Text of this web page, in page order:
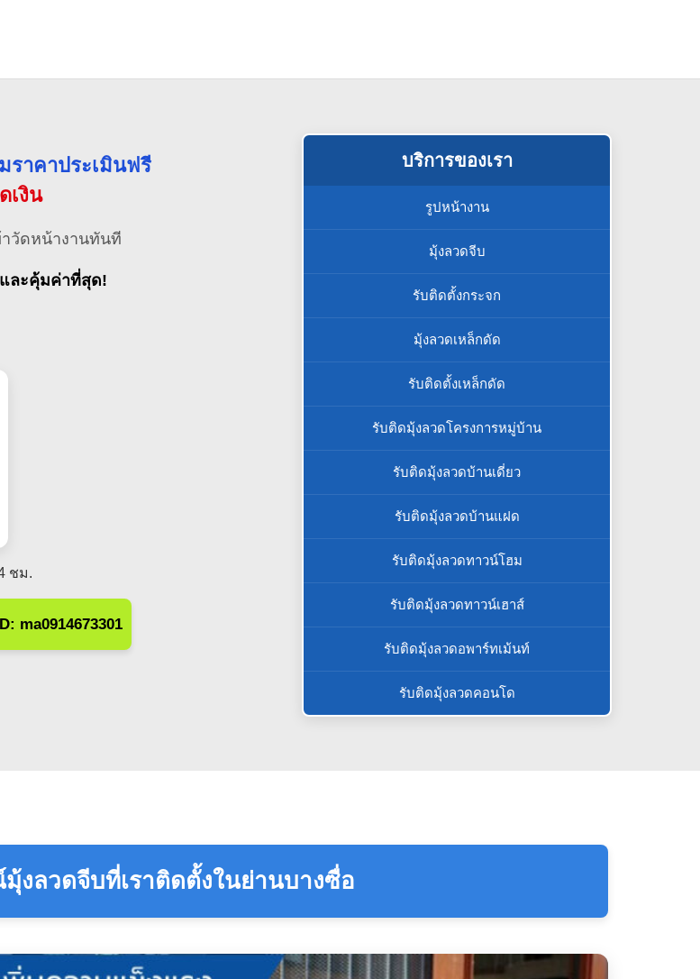
ราคาประเมินฟรี
เงิน
วัดหน้างานทันที
และคุ้มค่าที่สุด!
ชม.
ma0914673301
บริการของเรา
รูปหน้างาน
มุ้งลวดจีบ
รับติดตั้งกระจก
มุ้งลวดเหล็กดัด
รับติดตั้งเหล็กดัด
รับติดมุ้งลวดโครงการหมู่บ้าน
รับติดมุ้งลวดบ้านเดี่ยว
รับติดมุ้งลวดบ้านแฝด
รับติดมุ้งลวดทาวน์โฮม
รับติดมุ้งลวดทาวน์เฮาส์
รับติดมุ้งลวดอพาร์ทเม้นท์
รับติดมุ้งลวดคอนโด
งลวดจีบที่เราติดตั้งในย่านบางซื่อ